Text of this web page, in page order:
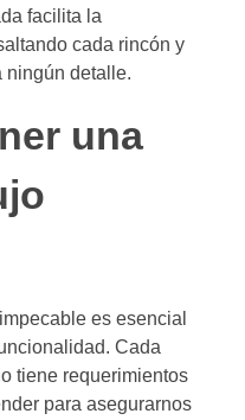
facilita la
cada rincón y
ningún detalle.
una
es esencial
Cada
tiene requerimientos
para asegurarnos